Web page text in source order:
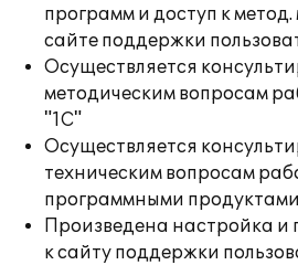
программ и доступ к
сайте поддержки
Осуществляется
методическим вопросам
"1С"
Осуществляется
техническим вопросам
программными
Произведена настройка и
к сайту поддержки